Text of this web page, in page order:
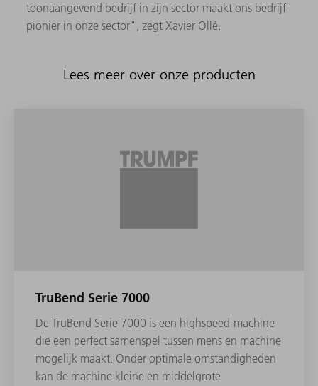
toonaangevend bedrijf in zijn sector maakt ons bedrijf
pionier in onze sector", zegt Xavier Ollé.
Lees meer over onze producten
TruBend Serie 7000
De TruBend Serie 7000 is een highspeed-machine
die een perfect samenspel tussen mens en machine
mogelijk maakt. Onder optimale omstandigheden
kan de machine kleine en middelgrote